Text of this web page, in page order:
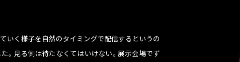
いく様子を自然のタイミングで配信するというの
。見る側は待たなくてはいけない。展示会場でず